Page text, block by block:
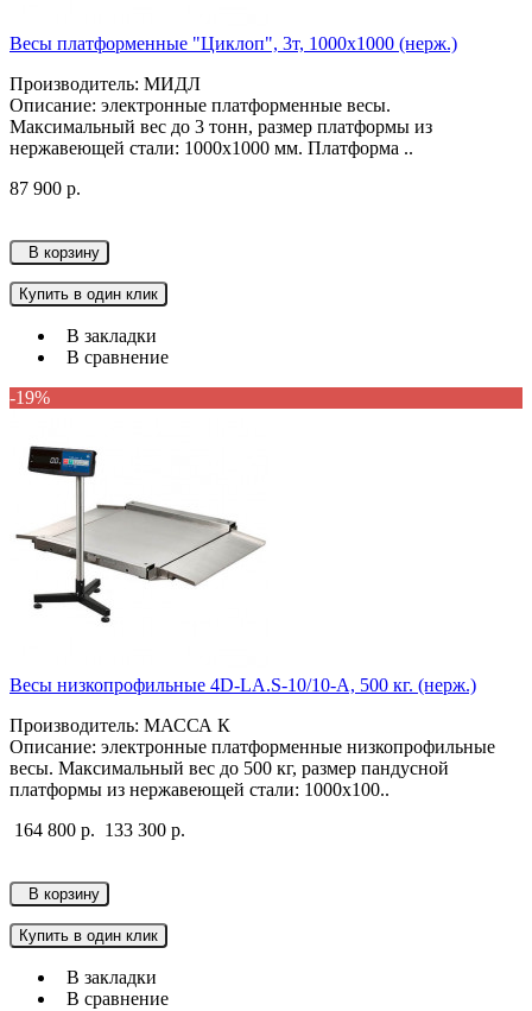
Весы платформенные "Циклоп", 3т, 1000х1000 (нерж.)
Производитель: МИДЛ
Описание: электронные платформенные весы.
Максимальный вес до 3 тонн, размер платформы из
нержавеющей стали: 1000х1000 мм. Платформа ..
87 900 р.
В корзину
Купить в один клик
В закладки
В сравнение
-19%
Весы низкопрофильные 4D-LA.S-10/10-A, 500 кг. (нерж.)
Производитель: МАССА К
Описание: электронные платформенные низкопрофильные
весы. Максимальный вес до 500 кг, размер пандусной
платформы из нержавеющей стали: 1000х100..
164 800 р. 133 300 р.
В корзину
Купить в один клик
В закладки
В сравнение